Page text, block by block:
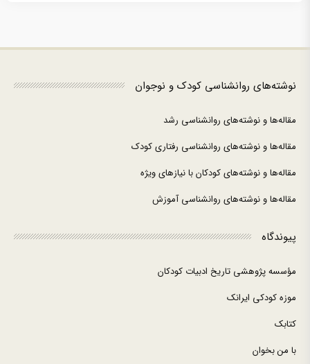
نوشته‌های روانشناسی کودک و نوجوان
مقاله‌ها و نوشته‌های روانشناسی رشد
مقاله‌ها و نوشته‌های روانشناسی رفتاری کودک
مقاله‌ها و نوشته‌های کودکان با نیازهای ویژه
مقاله‌ها و نوشته‌های روانشناسی آموزش
پیوندگاه
مؤسسه پژوهشی تاریخ ادبیات کودکان
موزه کودکی ایرانک
کتابک
با من بخوان